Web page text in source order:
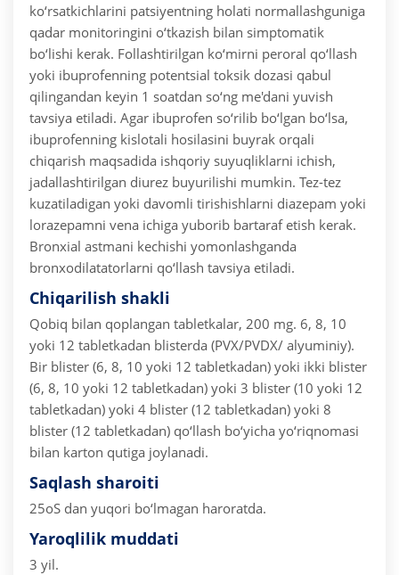
ko‘rsatkichlarini patsiyentning holati normallashguniga
qadar monitoringini o‘tkazish bilan simptomatik
bo‘lishi kerak. Follashtirilgan ko‘mirni peroral qo‘llash
yoki ibuprofenning potentsial toksik dozasi qabul
qilingandan keyin 1 soatdan so‘ng me'dani yuvish
tavsiya etiladi. Agar ibuprofen so‘rilib bo‘lgan bo‘lsa,
ibuprofenning kislotali hosilasini buyrak orqali
chiqarish maqsadida ishqoriy suyuqliklarni ichish,
jadallashtirilgan diurez buyurilishi mumkin. Tez-tez
kuzatiladigan yoki davomli tirishishlarni diazepam yoki
lorazepamni vena ichiga yuborib bartaraf etish kerak.
Bronxial astmani kechishi yomonlashganda
bronxodilatatorlarni qo‘llash tavsiya etiladi.
Chiqarilish shakli
Qobiq bilan qoplangan tabletkalar, 200 mg. 6, 8, 10
yoki 12 tabletkadan blisterda (PVX/PVDX/ alyuminiy).
Bir blister (6, 8, 10 yoki 12 tabletkadan) yoki ikki blister
(6, 8, 10 yoki 12 tabletkadan) yoki 3 blister (10 yoki 12
tabletkadan) yoki 4 blister (12 tabletkadan) yoki 8
blister (12 tabletkadan) qo‘llash bo‘yicha yo‘riqnomasi
bilan karton qutiga joylanadi.
Saqlash sharoiti
25oS dan yuqori bo‘lmagan haroratda.
Yaroqlilik muddati
3 yil.